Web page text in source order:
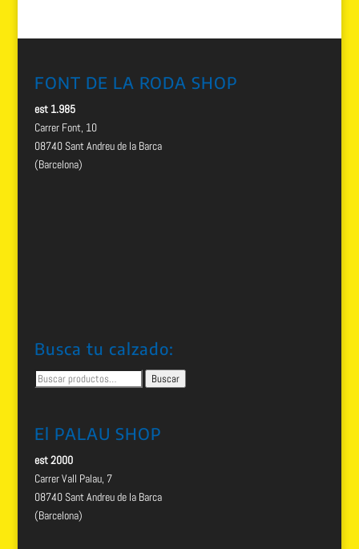
FONT DE LA RODA SHOP
est 1.985
Carrer Font, 10
08740 Sant Andreu de la Barca
(Barcelona)
Busca tu calzado:
Buscar
por:
Buscar
El PALAU SHOP
est 2000
Carrer Vall Palau, 7
08740 Sant Andreu de la Barca
(Barcelona)